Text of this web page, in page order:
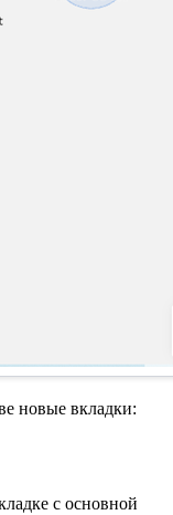
новые вкладки:
с основной